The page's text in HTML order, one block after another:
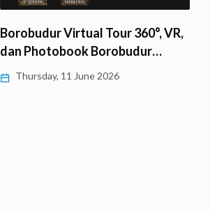
Borobudur Virtual Tour 360°, VR,
dan Photobook Borobudur…
Thursday, 11 June 2026